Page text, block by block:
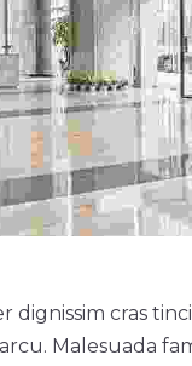
cras
Malesuada